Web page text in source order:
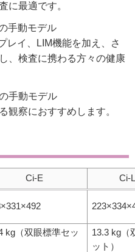
に最適です。
手動モデル
レイ、LIM機能を加え、さ
、検査に携わる方々の健康
手動モデル
観察におすすめします。
Ci-E Ci-
kg（双眼標準セッ
13.3 kg（
ット）